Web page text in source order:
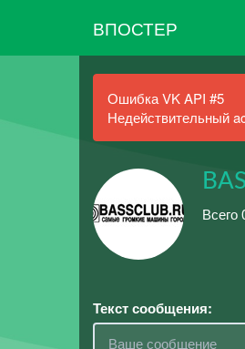
ВПОСТЕР
Ошибка VK API #5
Недействительный
Всего
Текст сообщения: